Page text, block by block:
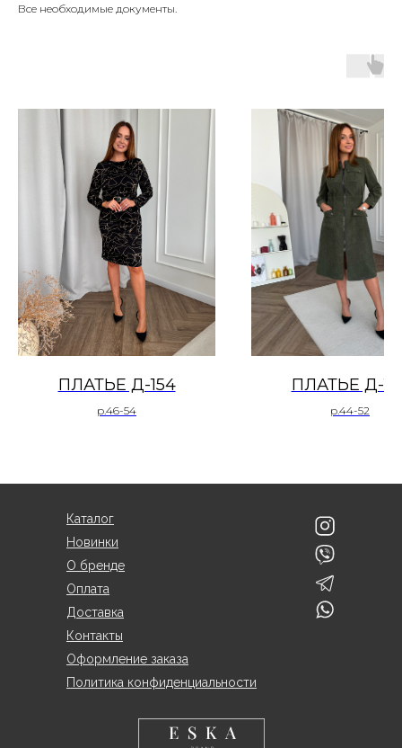
Все необходимые документы.
ПЛАТЬЕ Д-154
р.46-54
ПЛАТЬЕ Д-
р.44-52
Политика конфиденциальности
Оформление заказа
Оплата
Доставка
Контакты
Новинки
О бренде
Каталог